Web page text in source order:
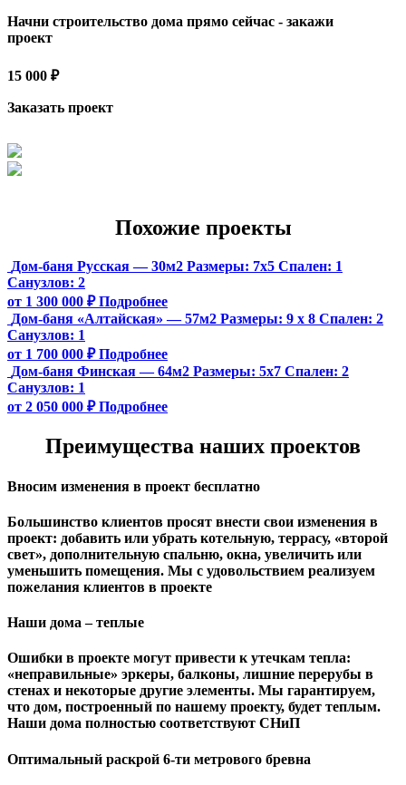
Начни строительство дома прямо сейчас - закажи
проект
15 000 ₽
Заказать проект
Похожие проекты
Дом-баня Русская — 30м2 Размеры: 7х5 Спален: 1
Санузлов: 2
от 1 300 000 ₽ Подробнее
Дом-баня «Алтайская» — 57м2 Размеры: 9 х 8 Спален: 2
Санузлов: 1
от 1 700 000 ₽ Подробнее
Дом-баня Финская — 64м2 Размеры: 5х7 Спален: 2
Санузлов: 1
от 2 050 000 ₽ Подробнее
Преимущества наших проектов
Вносим изменения в проект бесплатно
Большинство клиентов просят внести свои изменения в
проект: добавить или убрать котельную, террасу, «второй
свет», дополнительную спальню, окна, увеличить или
уменьшить помещения. Мы с удовольствием реализуем
пожелания клиентов в проекте
Наши дома – теплые
Ошибки в проекте могут привести к утечкам тепла:
«неправильные» эркеры, балконы, лишние перерубы в
стенах и некоторые другие элементы. Мы гарантируем,
чтo дом, построенный по нашему проекту, будет теплым.
Наши дома полностью соответствуют СНиП
Оптимальный раскрой 6-ти метрового бревна